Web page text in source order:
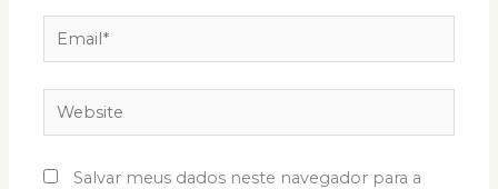
Email*
Website
Salvar meus dados neste navegador para a